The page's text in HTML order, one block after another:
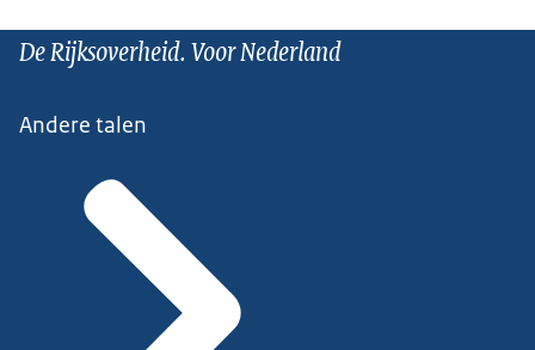
De Rijksoverheid. Voor Nederland
Andere talen